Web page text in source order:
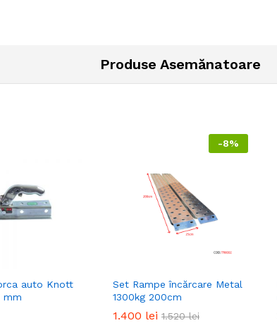
Produse Asemănatoare
auto Knott
mm
-8%
Set Rampe încărcare Metal
1300kg 200cm
1.400 lei 1.520lei
1.400 lei 1.520lei